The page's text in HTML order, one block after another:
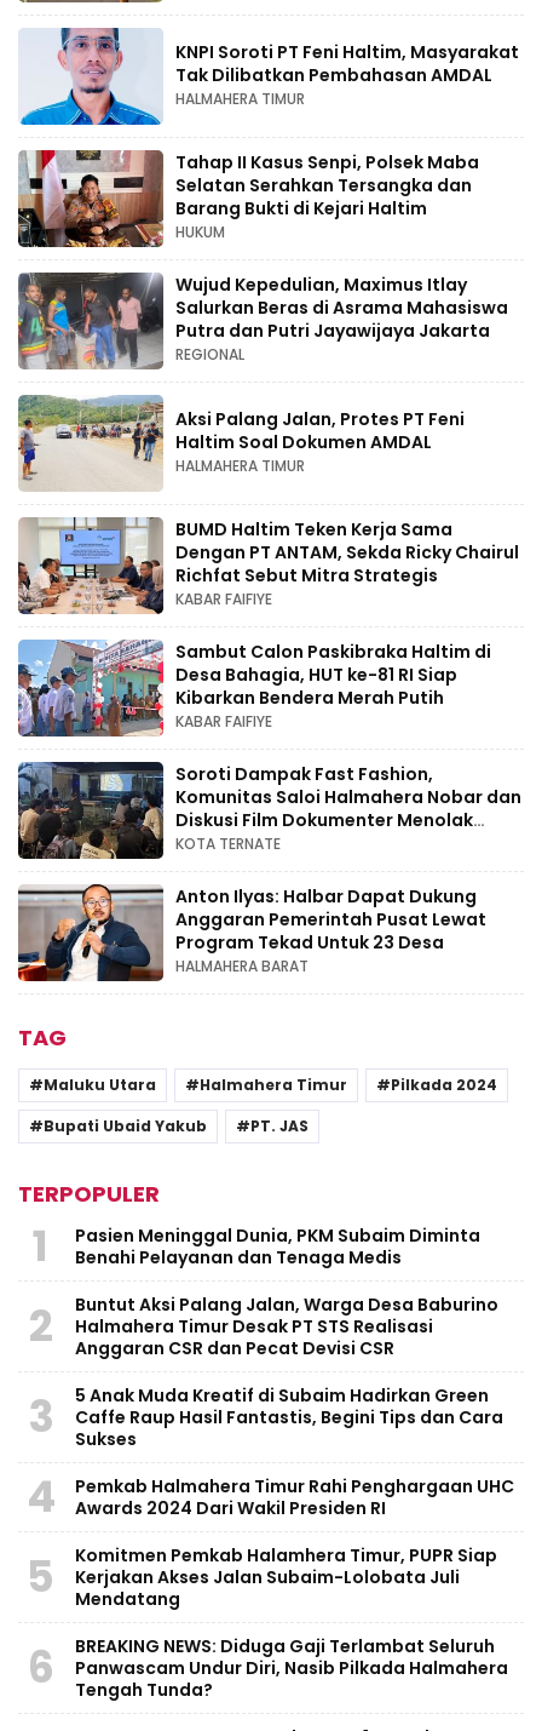
KNPI Soroti PT Feni Haltim, Masyarakat
Tak Dilibatkan Pembahasan AMDAL
HALMAHERA TIMUR
Tahap II Kasus Senpi, Polsek Maba
Selatan Serahkan Tersangka dan
Barang Bukti di Kejari Haltim
HUKUM
Wujud Kepedulian, Maximus Itlay
Salurkan Beras di Asrama Mahasiswa
Putra dan Putri Jayawijaya Jakarta
REGIONAL
Aksi Palang Jalan, Protes PT Feni
Haltim Soal Dokumen AMDAL
HALMAHERA TIMUR
BUMD Haltim Teken Kerja Sama
Dengan PT ANTAM, Sekda Ricky Chairul
Richfat Sebut Mitra Strategis
KABAR FAIFIYE
Sambut Calon Paskibraka Haltim di
Desa Bahagia, HUT ke-81 RI Siap
Kibarkan Bendera Merah Putih
KABAR FAIFIYE
Soroti Dampak Fast Fashion,
Komunitas Saloi Halmahera Nobar dan
Diskusi Film Dokumenter Menolak
Punah
KOTA TERNATE
Anton Ilyas: Halbar Dapat Dukung
Anggaran Pemerintah Pusat Lewat
Program Tekad Untuk 23 Desa
HALMAHERA BARAT
TAG
Maluku Utara Halmahera Timur
Pilkada 2024
Bupati Ubaid Yakub
PT. JAS
TERPOPULER
1
Pasien Meninggal Dunia, PKM Subaim Diminta
Benahi Pelayanan dan Tenaga Medis
2
Buntut Aksi Palang Jalan, Warga Desa Baburino
Halmahera Timur Desak PT STS Realisasi
Anggaran CSR dan Pecat Devisi CSR
3
5 Anak Muda Kreatif di Subaim Hadirkan Green
Caffe Raup Hasil Fantastis, Begini Tips dan Cara
Sukses
4
Pemkab Halmahera Timur Rahi Penghargaan UHC
Awards 2024 Dari Wakil Presiden RI
5
Komitmen Pemkab Halamhera Timur, PUPR Siap
Kerjakan Akses Jalan Subaim-Lolobata Juli
Mendatang
6
BREAKING NEWS: Diduga Gaji Terlambat Seluruh
Panwascam Undur Diri, Nasib Pilkada Halmahera
Tengah Tunda?